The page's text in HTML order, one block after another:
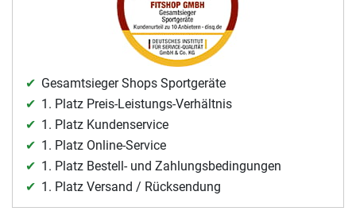
Gesamtsieger Shops Sportgeräte
1. Platz Preis-Leistungs-Verhältnis
1. Platz Kundenservice
1. Platz Online-Service
1. Platz Bestell- und Zahlungsbedingungen
1. Platz Versand / Rücksendung